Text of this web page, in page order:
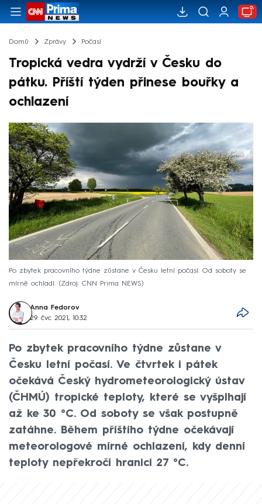
Domů Zprávy Počasí
Tropická vedra vydrží v Česku do
pátku. Příští týden přinese bouřky a
ochlazení
Po zbytek pracovního týdne zůstane v Česku letní počasí. Od soboty se
mírně ochladí.
Zdroj: CNN Prima NEWS
Anna Fedorov
29. čvc 2021, 10:32
Po zbytek pracovního týdne zůstane v
Česku letní počasí. Ve čtvrtek i pátek
očekává Český hydrometeorologický ústav
(ČHMÚ) tropické teploty, které se vyšplhají
až ke 30 °C. Od soboty se však postupně
zatáhne. Během příštího týdne očekávají
meteorologové mírné ochlazení, kdy denní
teploty nepřekročí hranici 27 °C.